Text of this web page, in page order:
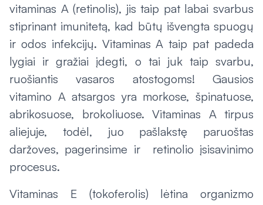
vitaminas A (retinolis), jis taip pat labai svarbus
stiprinant imunitetą, kad būtų išvengta spuogų
ir odos infekcijų. Vitaminas A taip pat padeda
lygiai ir gražiai įdegti, o tai juk taip svarbu,
ruošiantis vasaros atostogoms! Gausios
vitamino A atsargos yra morkose, špinatuose,
abrikosuose, brokoliuose. Vitaminas A tirpus
aliejuje, todėl, juo pašlakstę paruoštas
daržoves, pagerinsime ir retinolio įsisavinimo
procesus.
Vitaminas E (tokoferolis) lėtina organizmo